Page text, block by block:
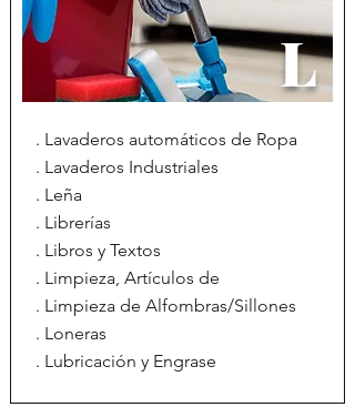
L
. Lavaderos automáticos de Ropa
. Lavaderos Industriales
. Leña
. Librerías
. Libros y Textos
. Limpieza, Artículos de
. Limpieza de Alfombras/Sillones
. Loneras
. Lubricación y Engrase